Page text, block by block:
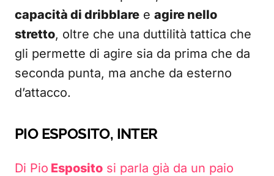
capacità di dribblare e agire nello
stretto, oltre che una duttilità tattica che
gli permette di agire sia da prima che da
seconda punta, ma anche da esterno
d’attacco.
PIO ESPOSITO, INTER
Di Pio Esposito si parla già da un paio